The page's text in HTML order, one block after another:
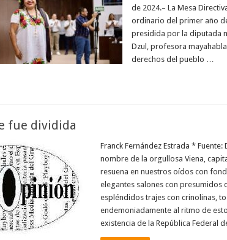
de 2024.– La Mesa
ordinario del primer año
presidida por la diputada
Dzul, profesora
derechos del pueblo …
fue dividida
Franck Fernández Estrada * Fuente:
nombre de la orgullosa Viena,
resuena en nuestros oídos con
elegantes salones con presumidos
espléndidos trajes con crinolinas,
endemoniadamente al ritmo de
existencia de la República Federal